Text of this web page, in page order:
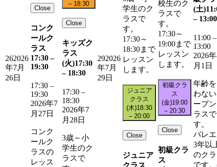
262026
年7月
26日
Close
コンク
ールク
ラス
17:30 –
19:30
17:30 –
19:30
2026年7
月27日
コンク
ールク
ラスの
レッス
– 18:30
Close
キッズク
ラス
(火)17:30
– 18:30
17:30 –
18:30
2026年7
月28日
3歳～小
学生のク
ラスで
292026
年7月
29日
学生のク
ラスで
す。
17:30～
18:30まで
レッスン
します。
ジュニア
クラス
(木)18:30
– 20:00
Close
ジュニア
クラス
校生のク
ラスで
す。
17:30～
19:00まで
レッスン
します。
初級クラ
ス
(金)19:00
– 20:30
Close
初級クラ
ス
(土)
– 13:00
11:00 –
13:00
2026
月1日
年齢
わな
ープ
ラスで
す。
バレ
3年以
のク
です